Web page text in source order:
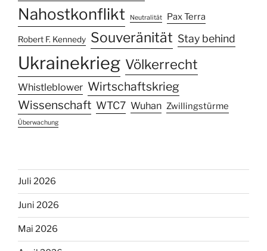
Nahostkonflikt Neutralität Pax Terra
Robert F. Kennedy Souveränität Stay behind
Ukrainekrieg Völkerrecht
Whistleblower Wirtschaftskrieg
Wissenschaft WTC7 Wuhan Zwillingstürme
Überwachung
Juli 2026
Juni 2026
Mai 2026